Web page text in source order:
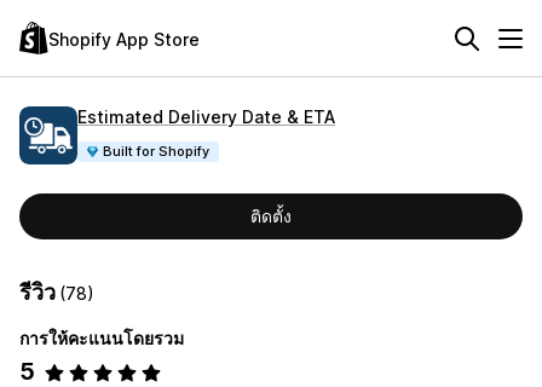
Shopify App Store
Estimated Delivery Date & ETA
Built for Shopify
ติดตั้ง
รีวิว (78)
การให้คะแนนโดยรวม
5